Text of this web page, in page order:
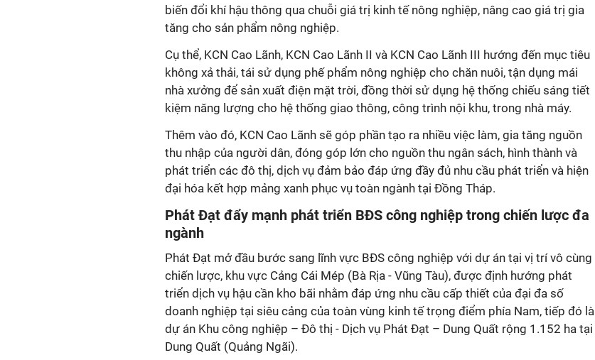
biến đổi khí hậu thông qua chuỗi giá trị kinh tế nông nghiệp, nâng cao giá trị gia
tăng cho sản phẩm nông nghiệp.
Cụ thể, KCN Cao Lãnh, KCN Cao Lãnh II và KCN Cao Lãnh III hướng đến mục tiêu
không xả thải, tái sử dụng phế phẩm nông nghiệp cho chăn nuôi, tận dụng mái
nhà xưởng để sản xuất điện mặt trời, đồng thời sử dụng hệ thống chiếu sáng tiết
kiệm năng lượng cho hệ thống giao thông, công trình nội khu, trong nhà máy.
Thêm vào đó, KCN Cao Lãnh sẽ góp phần tạo ra nhiều việc làm, gia tăng nguồn
thu nhập của người dân, đóng góp lớn cho nguồn thu ngân sách, hình thành và
phát triển các đô thị, dịch vụ đảm bảo đáp ứng đầy đủ nhu cầu phát triển và hiện
đại hóa kết hợp mảng xanh phục vụ toàn ngành tại Đồng Tháp.
Phát Đạt đẩy mạnh phát triển BĐS công nghiệp trong chiến lược đa
ngành
Phát Đạt mở đầu bước sang lĩnh vực BĐS công nghiệp với dự án tại vị trí vô cùng
chiến lược, khu vực Cảng Cái Mép (Bà Rịa - Vũng Tàu), được định hướng phát
triển dịch vụ hậu cần kho bãi nhằm đáp ứng nhu cầu cấp thiết của đại đa số
doanh nghiệp tại siêu cảng của toàn vùng kinh tế trọng điểm phía Nam, tiếp đó là
dự án Khu công nghiệp – Đô thị - Dịch vụ Phát Đạt – Dung Quất rộng 1.152 ha tại
Dung Quất (Quảng Ngãi).